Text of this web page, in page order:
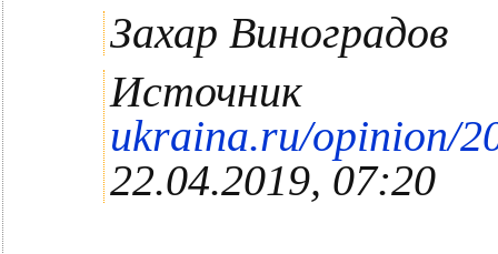
Захар Виноградов
Источник
ukraina.ru/opinion/
22.04.2019, 07:20